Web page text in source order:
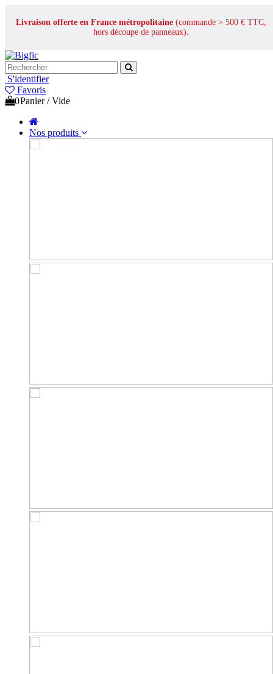
Livraison offerte en France métropolitaine (commande > 500 € TTC,
hors découpe de panneaux).
S'identifier
Favoris
0Panier /Vide
Nos produits